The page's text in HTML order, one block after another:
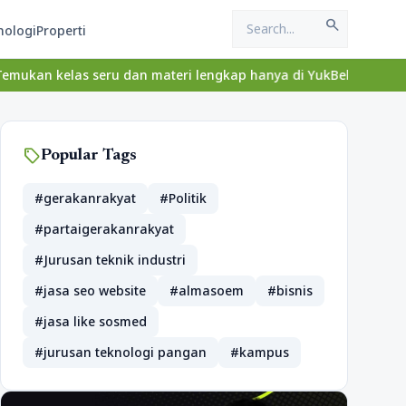
Properti search
dan materi lengkap hanya di YukBelajar.com. Mulai
sellPopular Tags
#gerakanrakyat
#Politik
#partaigerakanrakyat
#Jurusan teknik industri
#jasa seo website
#almasoem
#bisnis
#jasa like sosmed
#jurusan teknologi pangan
#kampus